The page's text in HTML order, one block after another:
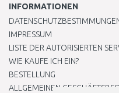
INFORMATIONEN
IMPRESSUM
LISTE DER AUTORISIERTEN
WIE KAUFE ICH EIN?
BESTELLUNG
ALLGEMEINEN